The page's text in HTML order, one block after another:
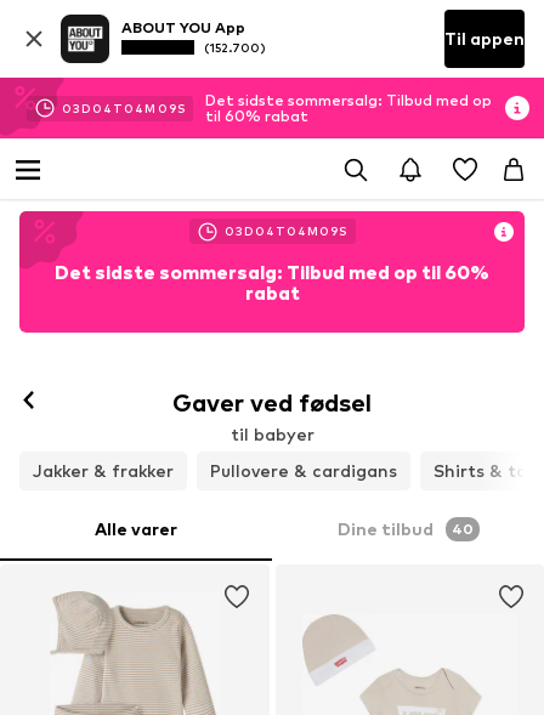
ABOUT YOU App
(152.700) Til appen
03D 04 T 04M 07S
Det sidste sommersalg: Tilbud med op
til 60% rabat
03D 04 T 04M 07S
Det sidste sommersalg: Tilbud med op til 60%
rabat
Gaver ved fødsel
til babyer
Jakker & frakker
Pullovere & cardigans Shirts &
Alle varer Dine tilbud 40